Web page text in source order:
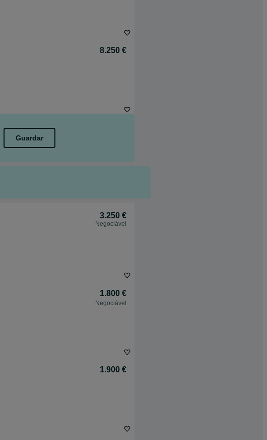
8.250 €
Guardar
3.250 €
Negociável
1.800 €
Negociável
1.900 €